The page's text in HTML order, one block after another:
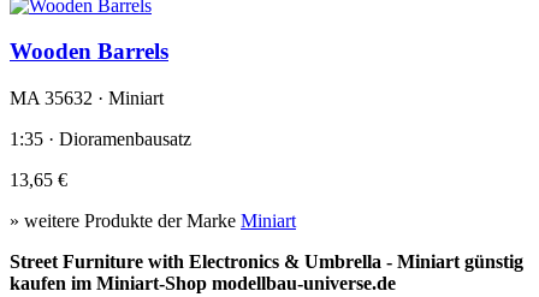
Wooden Barrels
MA 35632 · Miniart
1:35 · Dioramenbausatz
13,65 €
» weitere Produkte der Marke Miniart
Street Furniture with Electronics & Umbrella - Miniart günstig
kaufen im Miniart-Shop modellbau-universe.de